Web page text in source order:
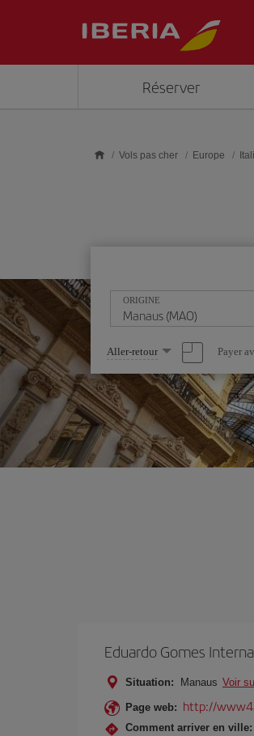
Réserver
Vols pas cher Europe
ORIGINE
Sélectionnez
une
option
Aller-retour Payer
Eduardo Gomes
Situation: Manaus Voir
Page web: http://
Comment arriver en ville: